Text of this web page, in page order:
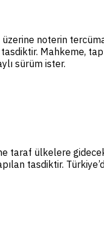
noterin
Mahkeme,
sürüm ister.
taraf ülkelere
tasdiktir.